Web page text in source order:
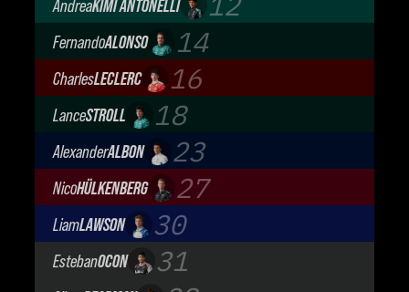
AndreaKIMI ANTONELLI
Mercedes-AMG Petronas F1 Team
FernandoALONSO 14
Aston Martin Aramco F1 Team
CharlesLECLERC 16
Scuderia Ferrari
LanceSTROLL 18
Aston Martin Aramco F1 Team
AlexanderALBON 23
Atlassian Williams F1 Team
NicoHÜLKENBERG 27
Audi Revolut F1 Team
LiamLAWSON 30
Visa Cash App Racing Bulls
EstebanOCON 31
TGR Haas F1 Team